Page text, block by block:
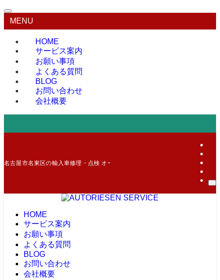
MENU
HOME
サービス案内
お願い事項
よくある質問
BLOG
お問い合わせ
会社概要
名古屋市名東区の輸入車修理・点検 オートリーゼン サービス
HOME
サービス案内
お願い事項
よくある質問
BLOG
お問い合わせ
会社概要